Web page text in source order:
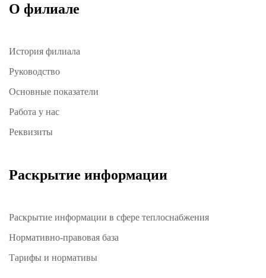
О филиале
История филиала
Руководство
Основные показатели
Работа у нас
Реквизиты
Раскрытие информации
Раскрытие информации в сфере теплоснабжения
Нормативно-правовая база
Тарифы и нормативы